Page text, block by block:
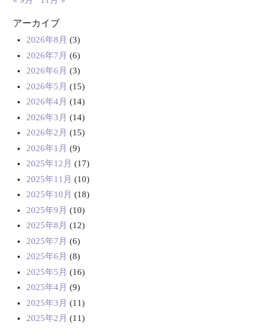
アーカイブ
2026年8月 (3)
2026年7月 (6)
2026年6月 (3)
2026年5月 (15)
2026年4月 (14)
2026年3月 (14)
2026年2月 (15)
2026年1月 (9)
2025年12月 (17)
2025年11月 (10)
2025年10月 (18)
2025年9月 (10)
2025年8月 (12)
2025年7月 (6)
2025年6月 (8)
2025年5月 (16)
2025年4月 (9)
2025年3月 (11)
2025年2月 (11)